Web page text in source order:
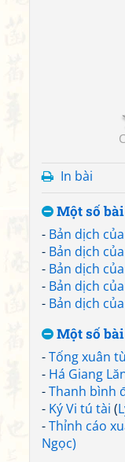
In bài
Một số
- Bản dịch
- Bản dịch
- Bản dịch
- Bản dịch
- Bản dịch
Một số
-Tống xuân
- Há Giang
-Thanh bình
- Ký Vi tú tài (
-Thỉnh cáo
Ngọc)